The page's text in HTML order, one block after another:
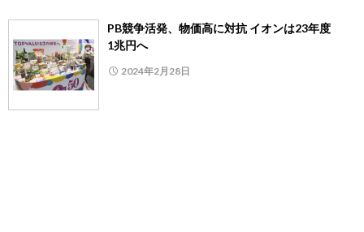
PB競争活発、物価高に対抗 イオンは23年度
1兆円へ
2024年2月28日